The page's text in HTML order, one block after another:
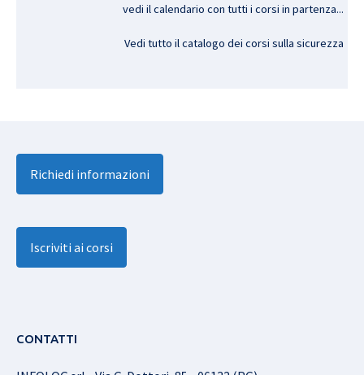
vedi il calendario con tutti i corsi in partenza...
Vedi tutto il catalogo dei corsi sulla sicurezza
Richiedi informazioni
Iscriviti ai corsi
CONTATTI